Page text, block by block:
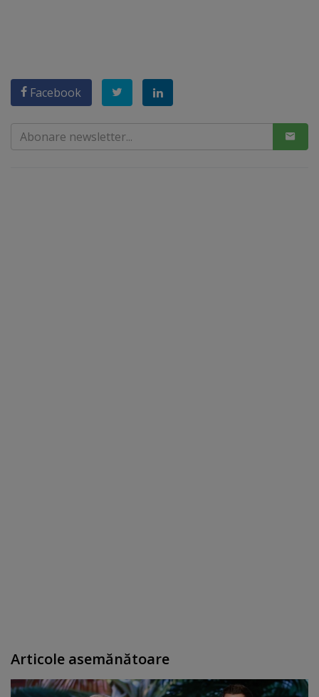
Facebook
Articole asemănătoare